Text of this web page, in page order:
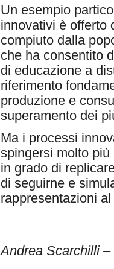
Un esempio
innovativi è offerto
compiuto dalla
che ha consentito
di educazione a
riferimento
produzione e
superamento dei
Ma i processi
spingersi molto
in grado di
di seguirne e
rappresentazioni
Andrea Scarchilli